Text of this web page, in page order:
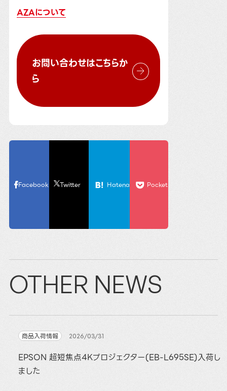
AZAについて
お問い合わせはこちらか
ら
Facebook Twitter Hatena Pocket
OTHER NEWS
商品入荷情報 2026/03/31
EPSON 超短焦点4Kプロジェクター(EB-L695SE)入荷し
ました